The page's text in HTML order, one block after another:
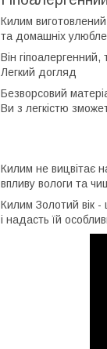
Килим
та домашніх
Він
Легкий догляд
Безворсовий
Ви з легкістю
Килим не вицвітає
впливу вологи та
Килим Золотий вік -
і надасть їй